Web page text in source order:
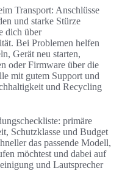
Transport: Anschlüsse
und starke Stürze
dich über
Bei Problemen helfen
Gerät neu starten,
oder Firmware über die
mit gutem Support und
und Recycling
primäre
Schutzklasse und Budget
das passende Modell,
möchtest und dabei auf
und Lautsprecher